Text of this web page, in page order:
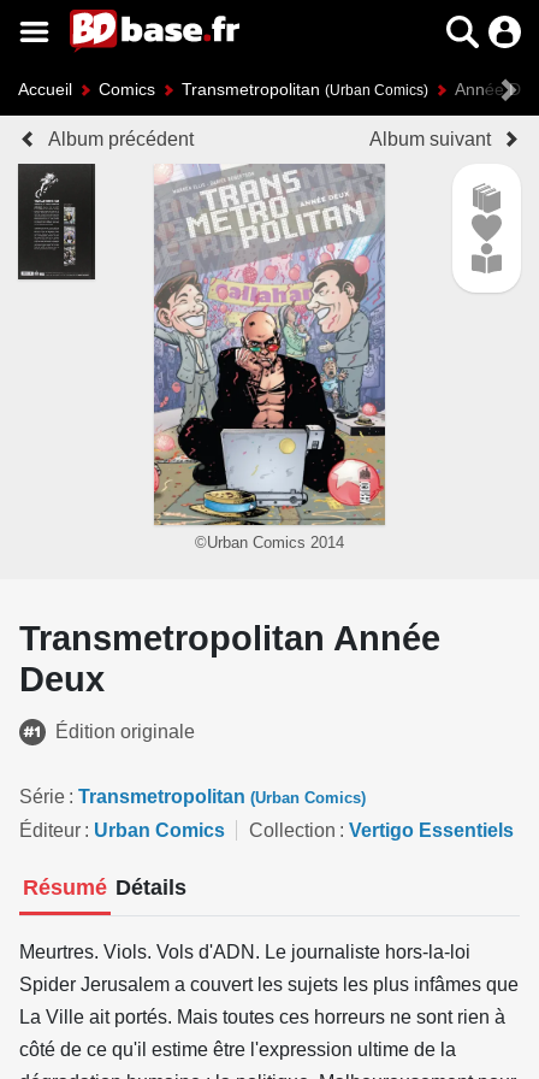
Accueil Comics Transmetropolitan (Urban Comics) Année
Album précédent Album suivant
©Urban Comics 2014
Transmetropolitan Année
Deux
Édition originale
Série Transmetropolitan (Urban Comics)
Éditeur Urban Comics Collection Vertigo Essentiels
Résumé Détails
Meurtres. Viols. Vols d'ADN. Le journaliste hors-la-loi
Spider Jerusalem a couvert les sujets les plus infâmes que
La Ville ait portés. Mais toutes ces horreurs ne sont rien à
côté de ce qu'il estime être l'expression ultime de la